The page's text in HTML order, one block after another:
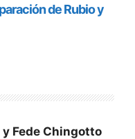
Fede Chingotto